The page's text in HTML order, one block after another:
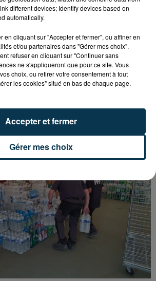
ATTENDUES À
LE TOUR DE FRANCE
different devices; Identify devices based on
automatically.
en cliquant sur "Accepter et fermer", ou affiner en
et/ou partenaires dans "Gérer mes choix".
refuser en cliquant sur "Continuer sans
ne s'appliqueront que pour ce site. Vous
choix, ou retirer votre consentement à tout
les cookies" situé en bas de chaque page.
Gérer mes choix
Accepter et fermer